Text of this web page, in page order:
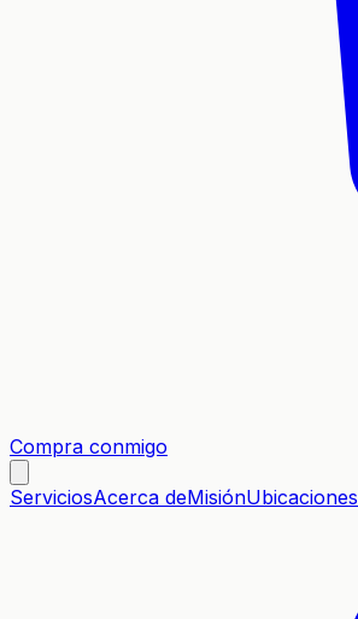
Compra conmigo
ServiciosAcerca deMisiónUbicaciones